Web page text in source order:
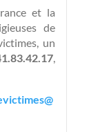
et la
de
un
,